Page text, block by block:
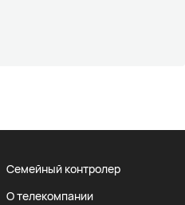
Семейный контролер
О телекомпании